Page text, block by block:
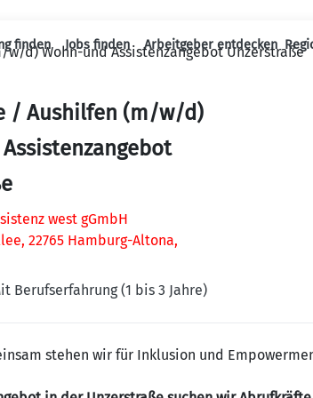
Haupt-Navigation
finden Jobs finden Arbeitgeber entdecken
d) Wohn-und Assistenzangebot Unzerstraße
/ Aushilfen (m/w/d)
west gGmbH
22765 Hamburg-Altona,
Berufserfahrung (1 bis 3 Jahre)
stehen wir für Inklusion und